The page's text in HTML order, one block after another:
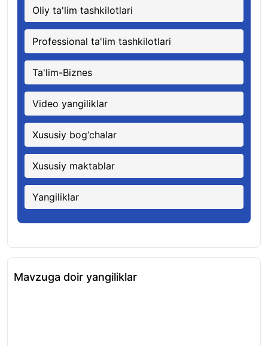
Oliy ta'lim tashkilotlari
Professional ta'lim tashkilotlari
Ta'lim-Biznes
Video yangiliklar
Xususiy bog‘chalar
Xususiy maktablar
Yangiliklar
Mavzuga doir yangiliklar